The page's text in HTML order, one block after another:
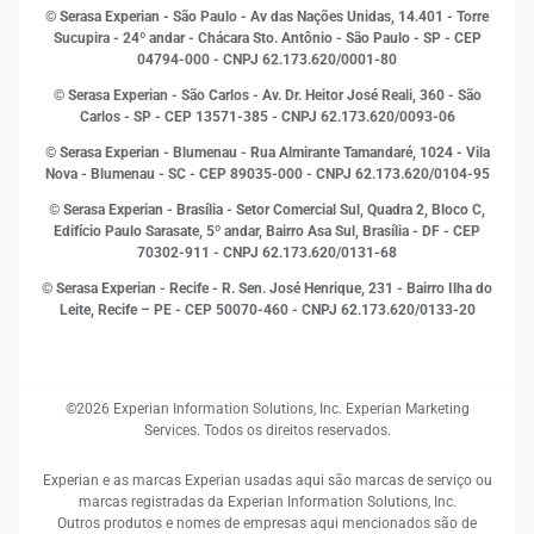
Inovação e Tecnologia
Leis e impostos
Marketing
Open Finance
Proteção de Dados
Sustentabilidade Corporativa
© Serasa Experian - São Paulo - Av das Nações Unidas, 14.401 - Torre
Sucupira - 24º andar - Chácara Sto. Antônio - São Paulo - SP - CEP
04794-000 - CNPJ 62.173.620/0001-80
© Serasa Experian - São Carlos - Av. Dr. Heitor José Reali, 360 - São
Carlos - SP - CEP 13571-385 - CNPJ 62.173.620/0093-06
© Serasa Experian - Blumenau - Rua Almirante Tamandaré, 1024 - Vila
Nova - Blumenau - SC - CEP 89035-000 - CNPJ 62.173.620/0104-95
© Serasa Experian - Brasília - Setor Comercial Sul, Quadra 2, Bloco C,
Edifício Paulo Sarasate, 5º andar, Bairro Asa Sul, Brasília - DF - CEP
70302-911 - CNPJ 62.173.620/0131-68
© Serasa Experian - Recife - R. Sen. José Henrique, 231 - Bairro Ilha do
Leite, Recife – PE - CEP 50070-460 - CNPJ 62.173.620/0133-20
©2026 Experian Information Solutions, Inc. Experian Marketing
Services. Todos os direitos reservados.
Experian e as marcas Experian usadas aqui são marcas de serviço ou
marcas registradas da Experian Information Solutions, Inc.
Outros produtos e nomes de empresas aqui mencionados são de